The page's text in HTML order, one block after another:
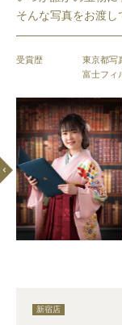
そんな写真をお渡し
受賞歴
東京都写
富士フィ
新宿店